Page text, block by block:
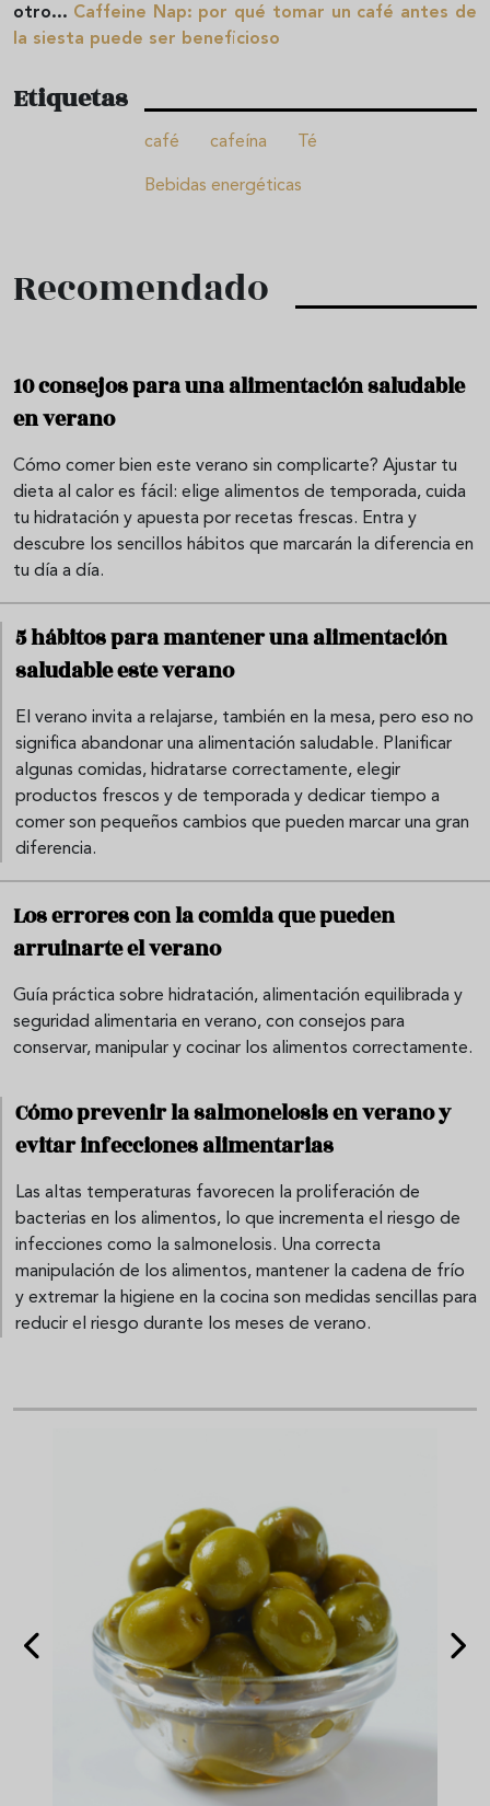
otro... Caffeine Nap: por qué tomar un café antes de
la siesta puede ser beneficioso
Etiquetas
café cafeína Té
Bebidas energéticas
Recomendado
10 consejos para una alimentación saludable
en verano
Cómo comer bien este verano sin complicarte? Ajustar tu
dieta al calor es fácil: elige alimentos de temporada, cuida
tu hidratación y apuesta por recetas frescas. Entra y
descubre los sencillos hábitos que marcarán la diferencia en
tu día a día.
5 hábitos para mantener una alimentación
saludable este verano
El verano invita a relajarse, también en la mesa, pero eso no
significa abandonar una alimentación saludable. Planificar
algunas comidas, hidratarse correctamente, elegir
productos frescos y de temporada y dedicar tiempo a
comer son pequeños cambios que pueden marcar una gran
diferencia.
Los errores con la comida que pueden
arruinarte el verano
Guía práctica sobre hidratación, alimentación equilibrada y
seguridad alimentaria en verano, con consejos para
conservar, manipular y cocinar los alimentos correctamente.
Cómo prevenir la salmonelosis en verano y
evitar infecciones alimentarias
Las altas temperaturas favorecen la proliferación de
bacterias en los alimentos, lo que incrementa el riesgo de
infecciones como la salmonelosis. Una correcta
manipulación de los alimentos, mantener la cadena de frío
y extremar la higiene en la cocina son medidas sencillas para
reducir el riesgo durante los meses de verano.